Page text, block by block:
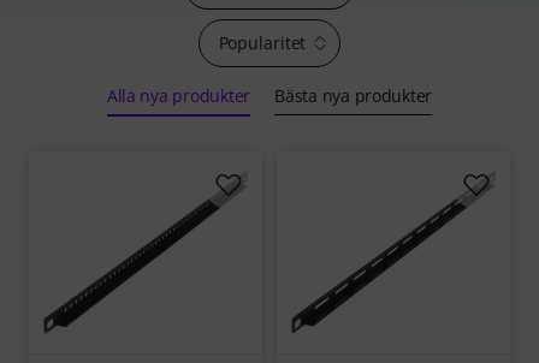
Popularitet
Alla nya produkter Bästa nya produkter